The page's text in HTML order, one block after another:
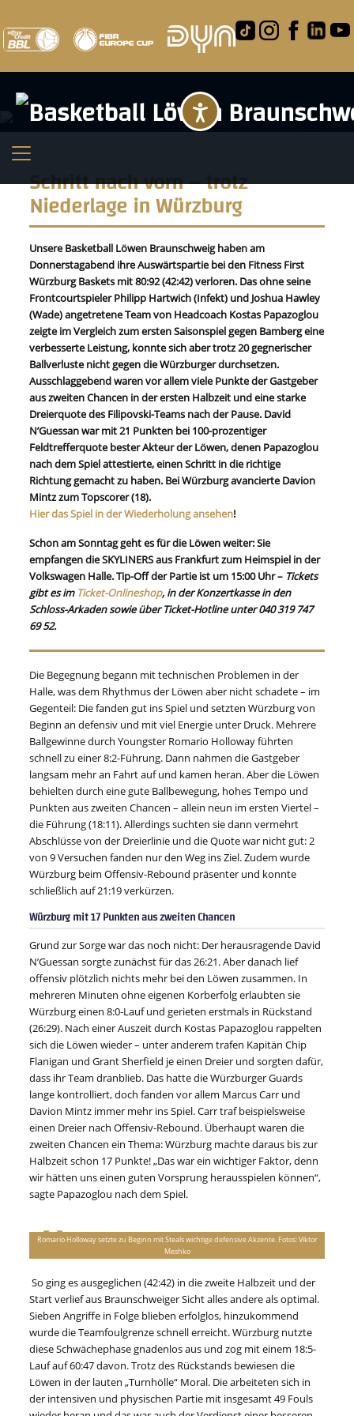
Schritt nach vorn – trotz
Niederlage in Würzburg
Unsere Basketball Löwen Braunschweig haben am
Donnerstagabend ihre Auswärtspartie bei den Fitness First
Würzburg Baskets mit 80:92 (42:42) verloren. Das ohne seine
Frontcourtspieler Philipp Hartwich (Infekt) und Joshua Hawley
(Wade) angetretene Team von Headcoach Kostas Papazoglou
zeigte im Vergleich zum ersten Saisonspiel gegen Bamberg eine
verbesserte Leistung, konnte sich aber trotz 20 gegnerischer
Ballverluste nicht gegen die Würzburger durchsetzen.
Ausschlaggebend waren vor allem viele Punkte der Gastgeber
aus zweiten Chancen in der ersten Halbzeit und eine starke
Dreierquote des Filipovski-Teams nach der Pause. David
N’Guessan war mit 21 Punkten bei 100-prozentiger
Feldtrefferquote bester Akteur der Löwen, denen Papazoglou
nach dem Spiel attestierte, einen Schritt in die richtige
Richtung gemacht zu haben. Bei Würzburg avancierte Davion
Mintz zum Topscorer (18).
Hier das Spiel in der Wiederholung ansehen!
Schon am Sonntag geht es für die Löwen weiter: Sie
empfangen die SKYLINERS aus Frankfurt zum Heimspiel in der
Volkswagen Halle. Tip-Off der Partie ist um 15:00 Uhr – Tickets
gibt es im Ticket-Onlineshop, in der Konzertkasse in den
Schloss-Arkaden sowie über Ticket-Hotline unter 040 319 747
69 52.
Die Begegnung begann mit technischen Problemen in der
Halle, was dem Rhythmus der Löwen aber nicht schadete – im
Gegenteil: Die fanden gut ins Spiel und setzten Würzburg von
Beginn an defensiv und mit viel Energie unter Druck. Mehrere
Ballgewinne durch Youngster Romario Holloway führten
schnell zu einer 8:2-Führung. Dann nahmen die Gastgeber
langsam mehr an Fahrt auf und kamen heran. Aber die Löwen
behielten durch eine gute Ballbewegung, hohes Tempo und
Punkten aus zweiten Chancen – allein neun im ersten Viertel –
die Führung (18:11). Allerdings suchten sie dann vermehrt
Abschlüsse von der Dreierlinie und die Quote war nicht gut: 2
von 9 Versuchen fanden nur den Weg ins Ziel. Zudem wurde
Würzburg beim Offensiv-Rebound präsenter und konnte
schließlich auf 21:19 verkürzen.
Würzburg mit 17 Punkten aus zweiten Chancen
Grund zur Sorge war das noch nicht: Der herausragende David
N’Guessan sorgte zunächst für das 26:21. Aber danach lief
offensiv plötzlich nichts mehr bei den Löwen zusammen. In
mehreren Minuten ohne eigenen Korberfolg erlaubten sie
Würzburg einen 8:0-Lauf und gerieten erstmals in Rückstand
(26:29). Nach einer Auszeit durch Kostas Papazoglou rappelten
sich die Löwen wieder – unter anderem trafen Kapitän Chip
Flanigan und Grant Sherfield je einen Dreier und sorgten dafür,
dass ihr Team dranblieb. Das hatte die Würzburger Guards
lange kontrolliert, doch fanden vor allem Marcus Carr und
Davion Mintz immer mehr ins Spiel. Carr traf beispielsweise
einen Dreier nach Offensiv-Rebound. Überhaupt waren die
zweiten Chancen ein Thema: Würzburg machte daraus bis zur
Halbzeit schon 17 Punkte! „Das war ein wichtiger Faktor, denn
wir hätten uns einen guten Vorsprung herausspielen können“,
sagte Papazoglou nach dem Spiel.
Romario Holloway setzte zu Beginn mit Steals wichtige defensive Akzente. Fotos: Viktor
Meshko
So ging es ausgeglichen (42:42) in die zweite Halbzeit und der
Start verlief aus Braunschweiger Sicht alles andere als optimal.
Sieben Angriffe in Folge blieben erfolglos, hinzukommend
wurde die Teamfoulgrenze schnell erreicht. Würzburg nutzte
diese Schwächephase gnadenlos aus und zog mit einem 18:5-
Lauf auf 60:47 davon. Trotz des Rückstands bewiesen die
Löwen in der lauten „Turnhölle“ Moral. Die arbeiteten sich in
der intensiven und physischen Partie mit insgesamt 49 Fouls